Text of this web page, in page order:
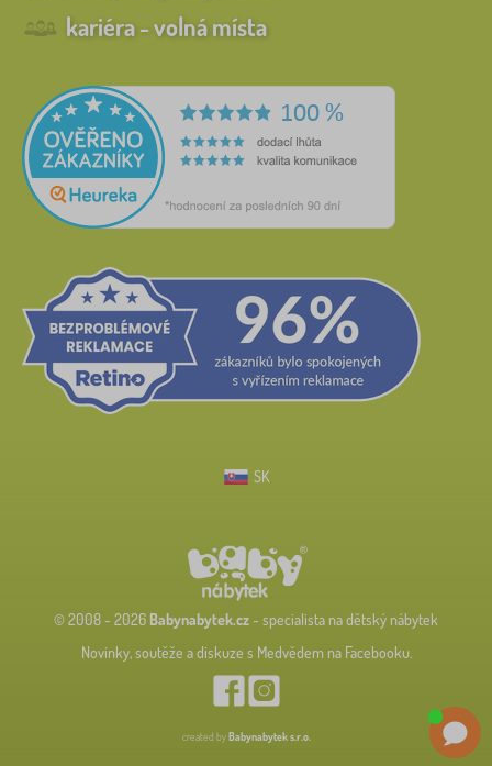
kariéra - volná místa
SK
© 2008 - 2026 Babynabytek.cz- specialista na dětský nábytek
Novinky, soutěže a diskuze s Medvědem na Facebooku.
created by Babynabytek s.r.o.